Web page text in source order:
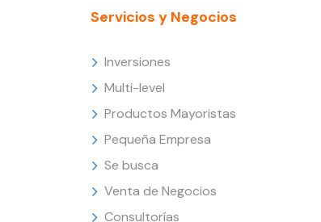
Servicios y Negocios
Inversiones
Multi-level
Productos Mayoristas
Pequeña Empresa
Se busca
Venta de Negocios
Consultorías